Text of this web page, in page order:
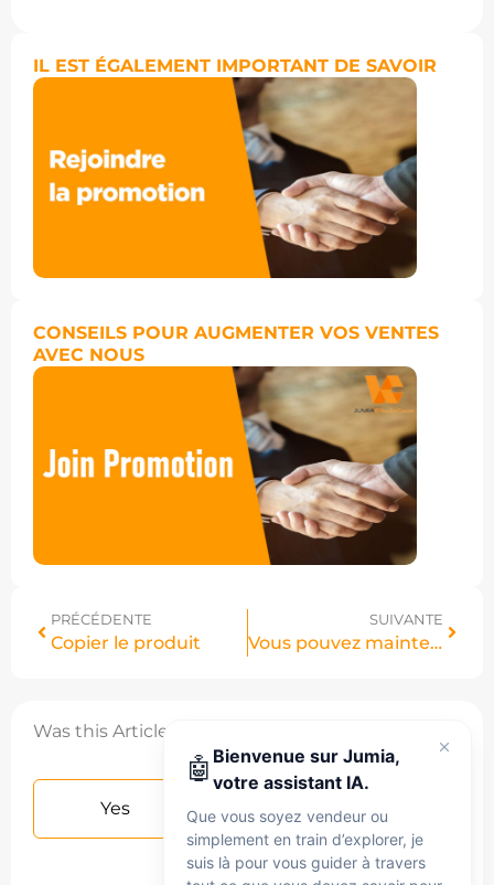
IL EST ÉGALEMENT IMPORTANT DE SAVOIR
CONSEILS POUR AUGMENTER VOS VENTES
AVEC NOUS
PRÉCÉDENTE
Copier le produit
SUIVANTE
Vous pouvez maintenant obtenir plus de détails sur vos retours dans votre magasin.
Was this Article helpful?
Yes No
🤖 Bienvenue sur Jumia,
votre assistant IA.
Que vous soyez vendeur ou
simplement en train d’explorer, je
suis là pour vous guider à travers